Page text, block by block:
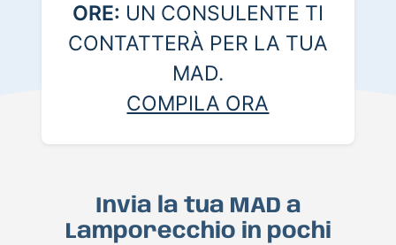
ORE: UN CONSULENTE TI
CONTATTERÀ PER LA TUA
MAD.
COMPILA ORA
Invia la tua MAD a
Lamporecchio in pochi